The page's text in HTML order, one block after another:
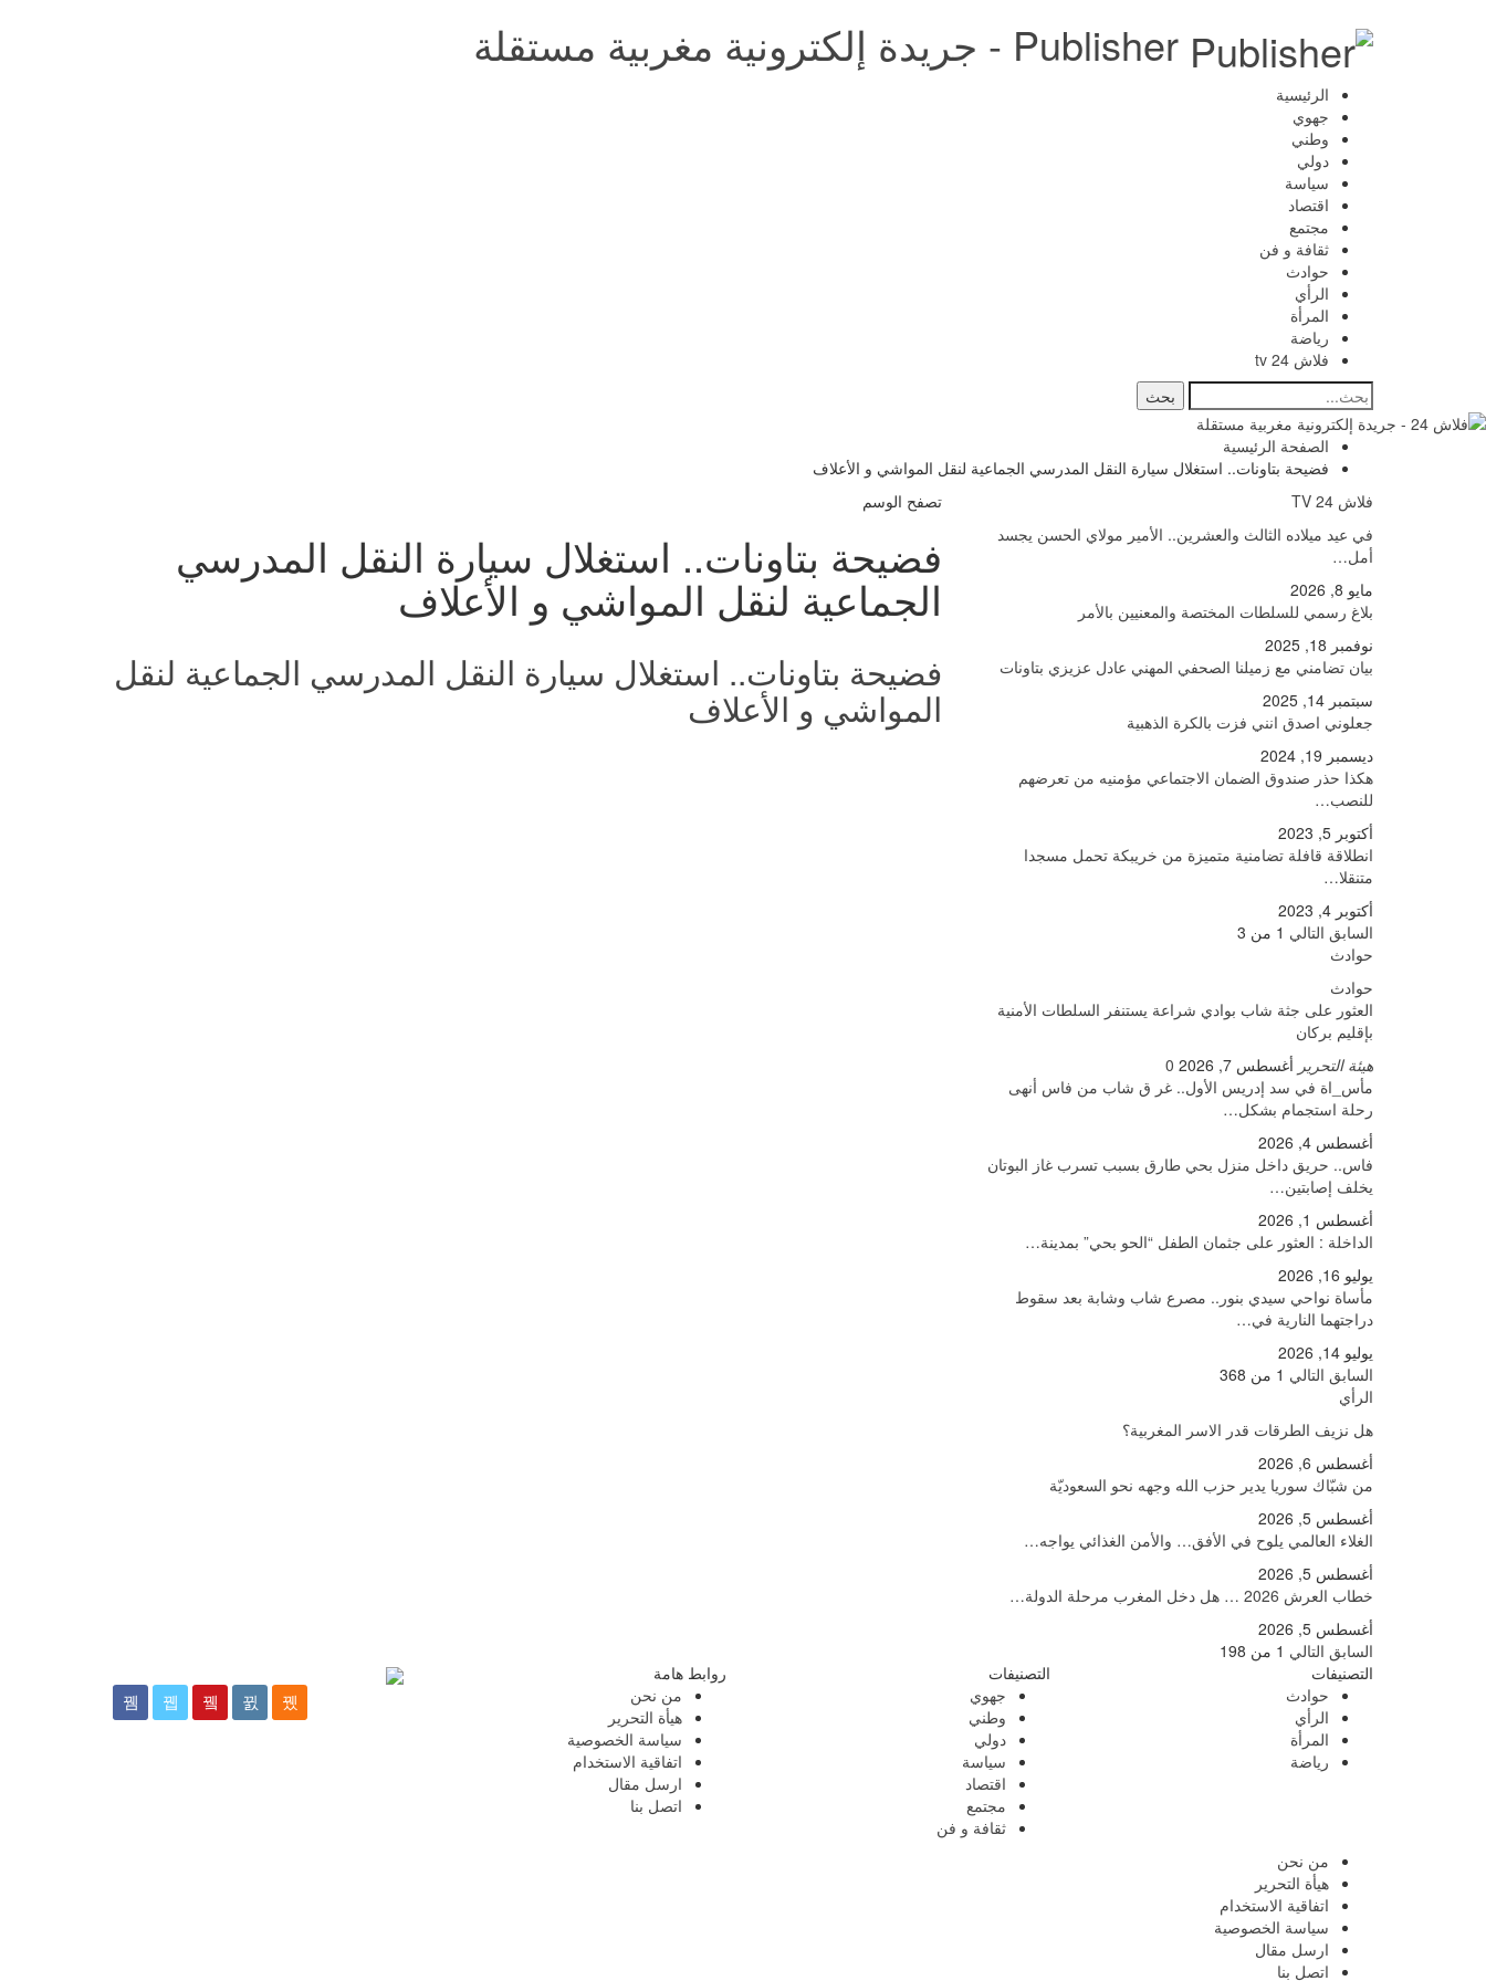
Publisher - جريدة إلكترونية مغربية مستقلة
الرئيسية
جهوي
وطني
دولي
سياسة
اقتصاد
مجتمع
ثقافة و فن
حوادث
الرأي
المرأة
رياضة
فلاش 24 tv
الصفحة الرئيسية
فضيحة بتاونات.. استغلال سيارة النقل المدرسي الجماعية لنقل المواشي و الأعلاف
تصفح الوسم
فضيحة بتاونات.. استغلال سيارة النقل المدرسي
الجماعية لنقل المواشي و الأعلاف
فضيحة بتاونات.. استغلال سيارة النقل المدرسي الجماعية لنقل
المواشي و الأعلاف
فلاش 24 TV
في عيد ميلاده الثالث والعشرين.. الأمير مولاي الحسن يجسد
أمل…
مايو 8, 2026
بلاغ رسمي للسلطات المختصة والمعنيين بالأمر
نوفمبر 18, 2025
بيان تضامني مع زميلنا الصحفي المهني عادل عزيزي بتاونات
سبتمبر 14, 2025
جعلوني اصدق انني فزت بالكرة الذهبية
ديسمبر 19, 2024
هكذا حذر صندوق الضمان الاجتماعي مؤمنيه من تعرضهم
للنصب…
أكتوبر 5, 2023
انطلاقة قافلة تضامنية متميزة من خريبكة تحمل مسجدا
متنقلا…
أكتوبر 4, 2023
السابق التالي 1 من 3
حوادث
حوادث
العثور على جثة شاب بوادي شراعة يستنفر السلطات الأمنية
بإقليم بركان
هيئة التحرير أغسطس 7, 2026
0
مأس_اة في سد إدريس الأول.. غر ق شاب من فاس أنهى
رحلة استجمام بشكل…
أغسطس 4, 2026
فاس.. حريق داخل منزل بحي طارق بسبب تسرب غاز البوتان
يخلف إصابتين…
أغسطس 1, 2026
​الداخلة : العثور على جثمان الطفل “الحو بحي” بمدينة…
يوليو 16, 2026
مأساة نواحي سيدي بنور.. مصرع شاب وشابة بعد سقوط
دراجتهما النارية في…
يوليو 14, 2026
السابق التالي 1 من 368
الرأي
هل نزيف الطرقات قدر الاسر المغربية؟
أغسطس 6, 2026
من شبّاك سوريا يدير حزب الله وجهه نحو السعوديّة
أغسطس 5, 2026
الغلاء العالمي يلوح في الأفق… والأمن الغذائي يواجه…
أغسطس 5, 2026
خطاب العرش 2026 … هل دخل المغرب مرحلة الدولة…
أغسطس 5, 2026
السابق التالي 1 من 198
روابط هامة
من نحن
هيأة التحرير
سياسة الخصوصية
اتفاقية الاستخدام
ارسل مقال
اتصل بنا
التصنيفات
جهوي
وطني
دولي
سياسة
اقتصاد
مجتمع
ثقافة و فن
التصنيفات
حوادث
الرأي
المرأة
رياضة
من نحن
هيأة التحرير
اتفاقية الاستخدام
سياسة الخصوصية
ارسل مقال
اتصل بنا